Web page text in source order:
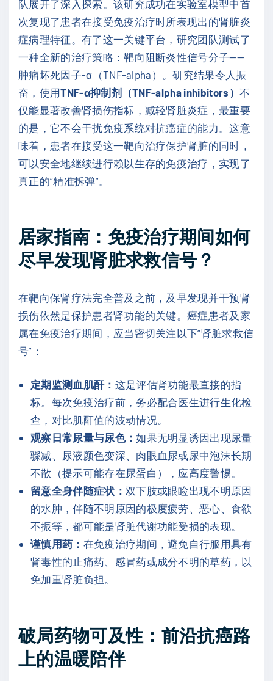
队展开了深入探索。该研究成功在实验室模型中首
次复现了患者在接受免疫治疗时所表现出的肾脏炎
症病理特征。有了这一关键平台，研究团队测试了
一种全新的治疗策略：靶向阻断炎性信号分子——
肿瘤坏死因子-α（TNF-alpha）。研究结果令人振
奋，使用TNF-α抑制剂（TNF-alpha inhibitors） 不
仅能显著改善肾损伤指标，减轻肾脏炎症，最重要
的是，它不会干扰免疫系统对抗癌症的能力。这意
味着，患者在接受这一靶向治疗保护肾脏的同时，
可以安全地继续进行赖以生存的免疫治疗，实现了
真正的“精准拆弹”。
居家指南：免疫治疗期间如何
尽早发现肾脏求救信号？
在靶向保肾疗法完全普及之前，及早发现并干预肾
损伤依然是保护患者肾功能的关键。癌症患者及家
属在免疫治疗期间，应当密切关注以下“肾脏求救信
号”：
定期监测血肌酐： 这是评估肾功能最直接的指
标。每次免疫治疗前，务必配合医生进行生化检
查，对比肌酐值的波动情况。
观察日常尿量与尿色：如果无明显诱因出现尿量
骤减、尿液颜色变深、肉眼血尿或尿中泡沫长期
不散（提示可能存在尿蛋白），应高度警惕。
留意全身伴随症状： 双下肢或眼睑出现不明原因
的水肿，伴随不明原因的极度疲劳、恶心、食欲
不振等，都可能是肾脏代谢功能受损的表现。
谨慎用药： 在免疫治疗期间，避免自行服用具有
肾毒性的止痛药、感冒药或成分不明的草药，以
免加重肾脏负担。
破局药物可及性：前沿抗癌路
上的温暖陪伴